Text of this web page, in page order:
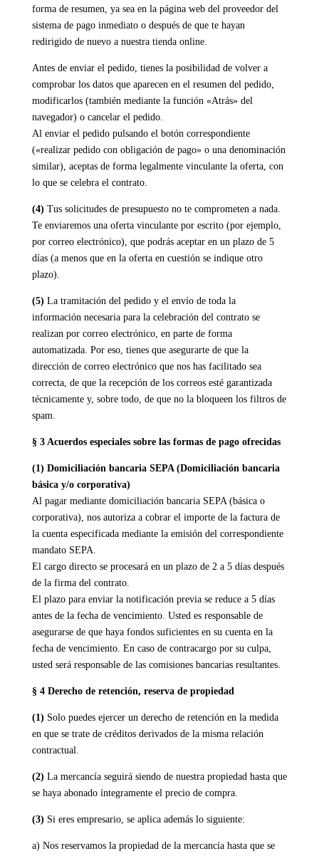
forma de resumen, ya sea en la página web del proveedor del
sistema de pago inmediato o después de que te hayan
redirigido de nuevo a nuestra tienda online.
Antes de enviar el pedido, tienes la posibilidad de volver a
comprobar los datos que aparecen en el resumen del pedido,
modificarlos (también mediante la función «Atrás» del
navegador) o cancelar el pedido.
Al enviar el pedido pulsando el botón correspondiente
(«realizar pedido con obligación de pago» o una denominación
similar), aceptas de forma legalmente vinculante la oferta, con
lo que se celebra el contrato.
(4) Tus solicitudes de presupuesto no te comprometen a nada.
Te enviaremos una oferta vinculante por escrito (por ejemplo,
por correo electrónico), que podrás aceptar en un plazo de 5
días (a menos que en la oferta en cuestión se indique otro
plazo).
(5) La tramitación del pedido y el envío de toda la
información necesaria para la celebración del contrato se
realizan por correo electrónico, en parte de forma
automatizada. Por eso, tienes que asegurarte de que la
dirección de correo electrónico que nos has facilitado sea
correcta, de que la recepción de los correos esté garantizada
técnicamente y, sobre todo, de que no la bloqueen los filtros de
spam.
§ 3 Acuerdos especiales sobre las formas de pago ofrecidas
(1) Domiciliación bancaria SEPA (Domiciliación bancaria
básica y/o corporativa)
Al pagar mediante domiciliación bancaria SEPA (básica o
corporativa), nos autoriza a cobrar el importe de la factura de
la cuenta especificada mediante la emisión del correspondiente
mandato SEPA.
El cargo directo se procesará en un plazo de 2 a 5 días después
de la firma del contrato.
El plazo para enviar la notificación previa se reduce a 5 días
antes de la fecha de vencimiento. Usted es responsable de
asegurarse de que haya fondos suficientes en su cuenta en la
fecha de vencimiento. En caso de contracargo por su culpa,
usted será responsable de las comisiones bancarias resultantes.
§ 4 Derecho de retención, reserva de propiedad
(1) Solo puedes ejercer un derecho de retención en la medida
en que se trate de créditos derivados de la misma relación
contractual.
(2) La mercancía seguirá siendo de nuestra propiedad hasta que
se haya abonado íntegramente el precio de compra.
(3) Si eres empresario, se aplica además lo siguiente:
a) Nos reservamos la propiedad de la mercancía hasta que se